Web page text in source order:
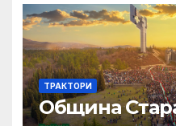
ТРАКТОРИ
Община